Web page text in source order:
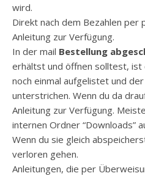
wird.
Direkt nach dem Bezahlen per
Anleitung zur Verfügung.
In der mail Bestellung
erhältst und öffnen solltest,
noch einmal aufgelistet und
unterstrichen. Wenn du da
Anleitung zur Verfügung.
internen Ordner “Downloads”
Wenn du sie gleich
verloren gehen.
Anleitungen, die per